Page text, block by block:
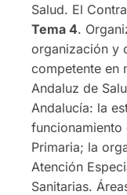
Salud. El
Tema 4.
organización y
competente en
Andaluz de
Andalucía: la
Primaria; la
Atención
Sanitarias.